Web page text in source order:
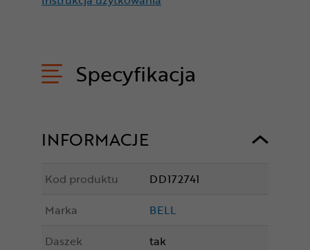
Specyfikacja
INFORMACJE
Kod produktu
DD172741
Marka
BELL
Daszek
tak